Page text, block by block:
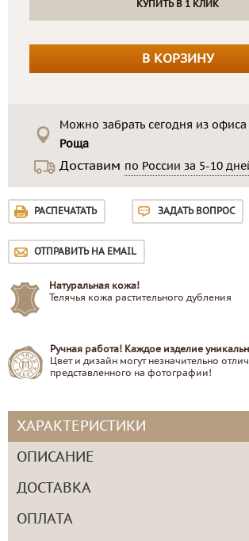
КУПИТЬ В 1 КЛИК
В КОРЗИНУ
Можно забрать сегодня из офиса
Роща
Доставим по России за 5-10
РАСПЕЧАТАТЬ ЗАДАТЬ ВОПРОС
ОТПРАВИТЬ НА EMAIL
Натуральная кожа!
Телячья кожа растительного дубления
Ручная работа! Каждое изделие
Цвет и дизайн могут незначительно
представленного на фотографии!
ХАРАКТЕРИСТИКИ
ОПИСАНИЕ
ДОСТАВКА
ОПЛАТА